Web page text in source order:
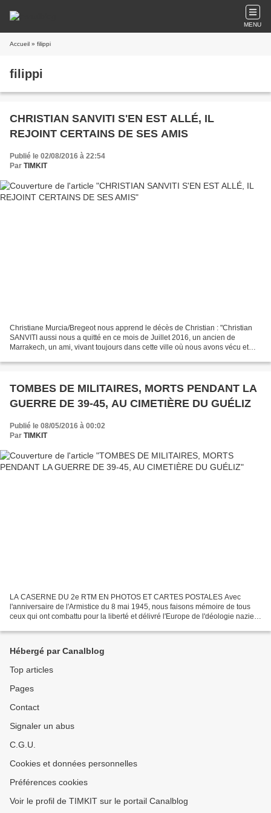
MENU
Accueil » filippi
filippi
CHRISTIAN SANVITI S'EN EST ALLÉ, IL
REJOINT CERTAINS DE SES AMIS
Publié le 02/08/2016 à 22:54
Par TIMKIT
Christiane Murcia/Bregeot nous apprend le décès de Christian : "Christian
SANVITI aussi nous a quitté en ce mois de Juillet 2016, un ancien de
Marrakech, un ami, vivant toujours dans cette ville où nous avons vécu et
TOMBES DE MILITAIRES, MORTS PENDANT LA
GUERRE DE 39-45, AU CIMETIÈRE DU GUÉLIZ
Publié le 08/05/2016 à 00:02
Par TIMKIT
LA CASERNE DU 2e RTM EN PHOTOS ET CARTES POSTALES Avec
l'anniversaire de l'Armistice du 8 mai 1945, nous faisons mémoire de tous
ceux qui ont combattu pour la liberté et délivré l'Europe de l'déologie nazie.
Hébergé par Canalblog
Top articles
Pages
Contact
Signaler un abus
C.G.U.
Cookies et données personnelles
Préférences cookies
Voir le profil de TIMKIT sur le portail Canalblog